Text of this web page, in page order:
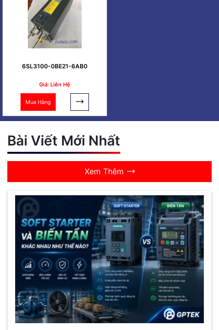
6SL3100-0BE21-6AB0
Giá: Liên Hệ
Mua Hàng
Bài Viết Mới Nhất
Xem Thêm